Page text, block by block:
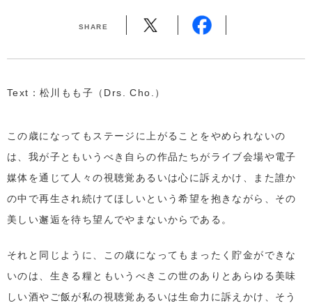
SHARE
Text：松川もも子（Drs. Cho.）
この歳になってもステージに上がることをやめられないの
は、我が子ともいうべき自らの作品たちがライブ会場や電子
媒体を通じて人々の視聴覚あるいは心に訴えかけ、また誰か
の中で再生され続けてほしいという希望を抱きながら、その
美しい邂逅を待ち望んでやまないからである。
それと同じように、この歳になってもまったく貯金ができな
いのは、生きる糧ともいうべきこの世のありとあらゆる美味
しい酒やご飯が私の視聴覚あるいは生命力に訴えかけ、そう